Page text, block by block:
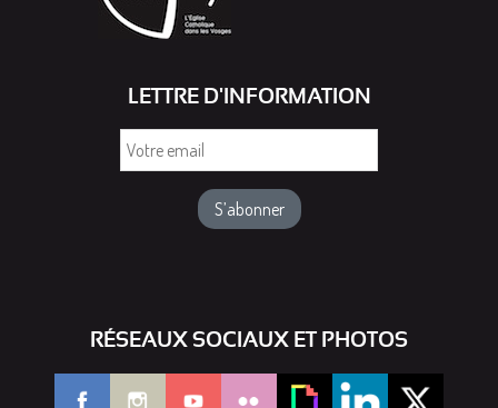
LETTRE D'INFORMATION
RÉSEAUX SOCIAUX ET PHOTOS